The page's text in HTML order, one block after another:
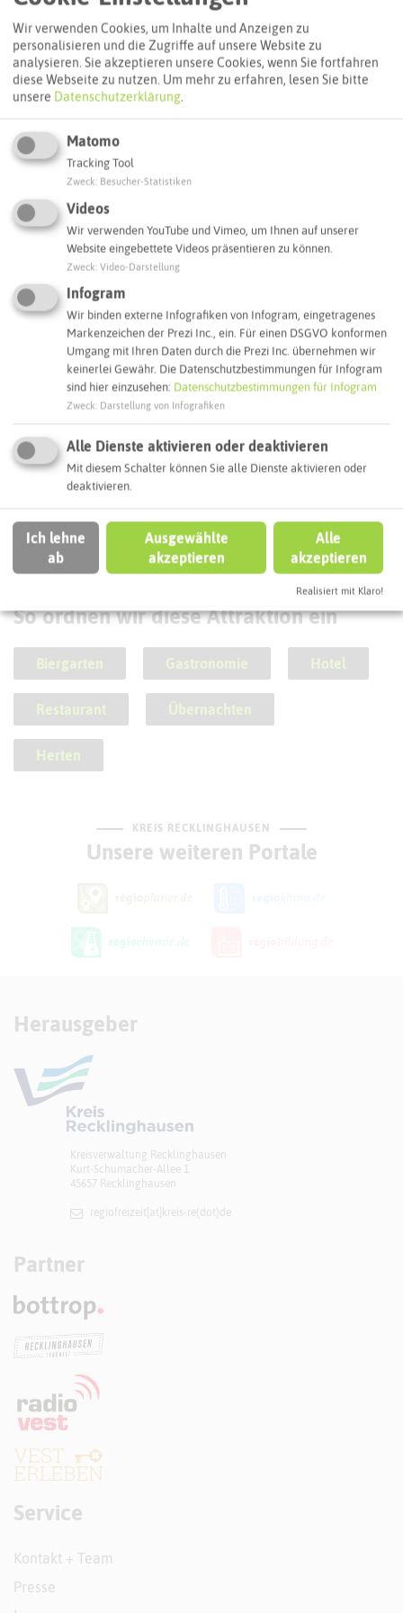
ÖPNV-Route finden
Autoroute finden
ATTRAKTIONEN IN DER UMGEBUNG
Was ihr hier noch erleben könnt
HERTEN
Schlösser-Runde im Ruhrgebiet
So ordnen wir diese Attraktion ein
Biergarten Gastronomie Hotel
Restaurant Übernachten
Herten
KREIS RECKLINGHAUSEN
Unsere weiteren Portale
Herausgeber
Kreisverwaltung Recklinghausen
Kurt-Schumacher-Allee 1
45657 Recklinghausen
regiofreizeit[at]​kreis-re(dot)de
Partner
Service
Kontakt + Team
Presse
Wir verwenden Cookies, um Inhalte und Anzeigen zu
personalisieren und die Zugriffe auf unsere Website zu
analysieren. Sie akzeptieren unsere Cookies, wenn Sie fortfahren
diese Webseite zu nutzen. Um mehr zu erfahren, lesen Sie bitte
unsere Datenschutzerklärung.
Matomo
Tracking Tool
Zweck Besucher-Statistiken
Videos
Wir verwenden YouTube und Vimeo, um Ihnen auf unserer
Website eingebettete Videos präsentieren zu können.
Zweck Video-Darstellung
Infogram
Wir binden externe Infografiken von Infogram, eingetragenes
Markenzeichen der Prezi Inc., ein. Für einen DSGVO konformen
Umgang mit Ihren Daten durch die Prezi Inc. übernehmen wir
keinerlei Gewähr. Die Datenschutzbestimmungen für Infogram
sind hier einzusehen: Datenschutzbestimmungen für Infogram
Zweck Darstellung von Infografiken
Alle Dienste aktivieren oder deaktivieren
Mit diesem Schalter können Sie alle Dienste aktivieren oder
deaktivieren.
Ich lehne
ab
Ausgewählte
akzeptieren
Alle
akzeptieren
Realisiert mit Klaro!